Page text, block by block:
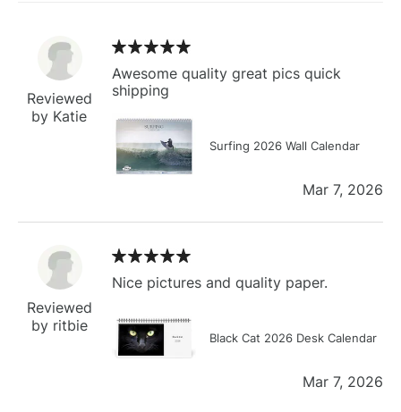
Reviewed
by Katie
Awesome quality great pics quick
shipping
Surfing 2026 Wall Calendar
Mar 7, 2026
Reviewed
by ritbie
Nice pictures and quality paper.
Black Cat 2026 Desk Calendar
Mar 7, 2026